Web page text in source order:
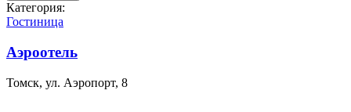
Категория:
Гостиница
Аэроотель
Томск, ул. Аэропорт, 8